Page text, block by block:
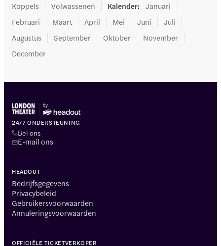
Koppels
Volwassenen Kalender:
Januari
Februari
Maart April Mei Juni
Juli
Augustus
September Oktober
November
December
24/7 ONDERSTEUNING
Bel ons
E-mail ons
HEADOUT
Bedrijfsgegevens
Privacybeleid
Gebruikersvoorwaarden
Annuleringsvoorwaarden
OFFICIËLE TICKETVERKOPER